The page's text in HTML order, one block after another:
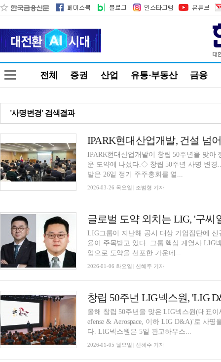
전체 증권 산업 유통·부동산 금융
'사명변경' 검색결과
IPARK현대산업개발이 창립 50주년을 맞
운 도약에 나섰다.◇ 창립 50주년 사명 변
발은 26일 정기 주주총회를 열...
2026-03-26 목요일 | 조범형 기자
글로벌 도약 외치는 LIG, '구씨
LIG그룹이 지난해 공시 대상 기업집단에
율이 주목받고 있다. 그룹 핵심 계열사 LIG
업으로 도약을 선포한 가운데...
2026-01-06 화요일 | 신혜주 기자
창립 50주년 LIG넥스원, 'LIG
올해 창립 50주년을 맞은 LIG넥스원(대표
efense & Aerospace, 이하 LIG D&A)'로 사
다. LIG넥스원은 5일 판교하우스...
2026-01-05 월요일 | 신혜주 기자